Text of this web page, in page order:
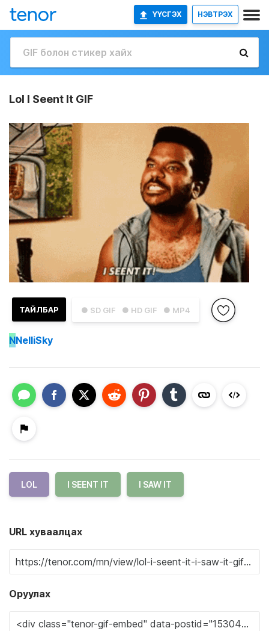
ҮҮСГЭХ НЭВТРЭХ
Lol I Seent It GIF
● SD GIF ● HD GIF ● MP4
ТАЙЛБАР
NNelliSky
LOL I SEENT IT I SAW IT
URL хуваалцах
Оруулах